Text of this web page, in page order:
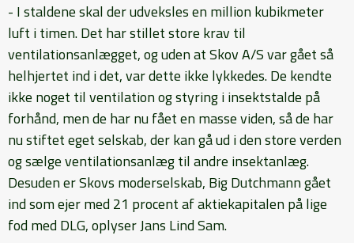
- I staldene skal der udveksles en million kubikmeter
luft i timen. Det har stillet store krav til
ventilationsanlægget, og uden at Skov A/S var gået så
helhjertet ind i det, var dette ikke lykkedes. De kendte
ikke noget til ventilation og styring i insektstalde på
forhånd, men de har nu fået en masse viden, så de har
nu stiftet eget selskab, der kan gå ud i den store verden
og sælge ventilationsanlæg til andre insektanlæg.
Desuden er Skovs moderselskab, Big Dutchmann gået
ind som ejer med 21 procent af aktiekapitalen på lige
fod med DLG, oplyser Jans Lind Sam.